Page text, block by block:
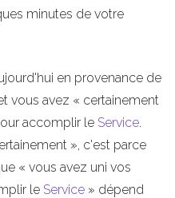
minutes de votre
en provenance de
vous avez « certainement
accomplir le Service.
», c'est parce
« vous avez uni vos
le Service » dépend